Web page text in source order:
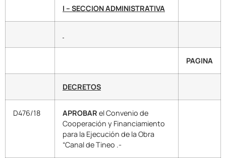
I – SECCION ADMINISTRATIVA
PAGINA
DECRETOS
D476/18 APROBAR el Convenio de
Cooperación y Financiamiento
para la Ejecución de la Obra
“Canal de Tineo .-